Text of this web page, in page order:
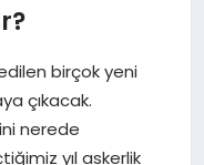
birçok yeni
çıkacak.
nerede
yıl askerlik